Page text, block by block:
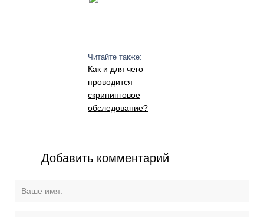
Читайте также:
Как и для чего
проводится
скрининговое
обследование?
Добавить комментарий